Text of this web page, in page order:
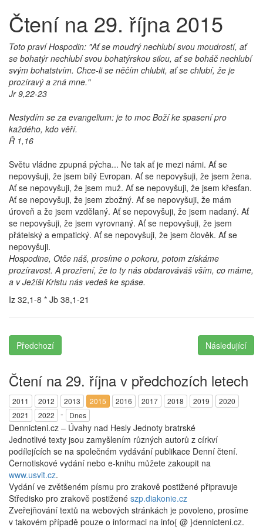
Čtení na 29. října 2015
Toto praví Hospodin: "Ať se moudrý nechlubí svou moudrostí, ať
se bohatýr nechlubí svou bohatýrskou silou, ať se boháč nechlubí
svým bohatstvím. Chce-li se něčím chlubit, ať se chlubí, že je
prozíravý a zná mne."
Jr 9,22-23
Nestydím se za evangelium: je to moc Boží ke spasení pro
každého, kdo věří.
Ř 1,16
Světu vládne zpupná pýcha... Ne tak ať je mezi námi. Ať se
nepovyšuji, že jsem bílý Evropan. Ať se nepovyšuji, že jsem žena.
Ať se nepovyšuji, že jsem muž. Ať se nepovyšuji, že jsem křesťan.
Ať se nepovyšuji, že jsem zbožný. Ať se nepovyšuji, že mám
úroveň a že jsem vzdělaný. Ať se nepovyšuji, že jsem nadaný. Ať
se nepovyšuji, že jsem vyrovnaný. Ať se nepovyšuji, že jsem
přátelský a empatický. Ať se nepovyšuji, že jsem člověk. Ať se
nepovyšuji.
Hospodine, Otče náš, prosíme o pokoru, potom získáme
prozíravost. A prozření, že to ty nás obdarováváš vším, co máme,
a v Ježíši Kristu nás vedeš ke spáse.
Iz 32,1-8 * Jb 38,1-21
Předchozí Následující
Čtení na 29. října v předchozích letech
2011 2012 2013 2015 2016 2017 2018 2019
2020
2021
2022 - Dnes
Dennicteni.cz – Úvahy nad Hesly Jednoty bratrské
Jednotlivé texty jsou zamyšlením různých autorů z církví
podílejících se na společném vydávání publikace Denní čtení.
Černotiskové vydání nebo e-knihu můžete zakoupit na
www.usvit.cz.
Vydání ve zvětšeném písmu pro zrakově postižené připravuje
Středisko pro zrakově postižené szp.diakonie.cz
Zveřejňování textů na webových stránkách je povoleno, prosíme
v takovém případě pouze o informaci na info{ @ }dennicteni.cz.